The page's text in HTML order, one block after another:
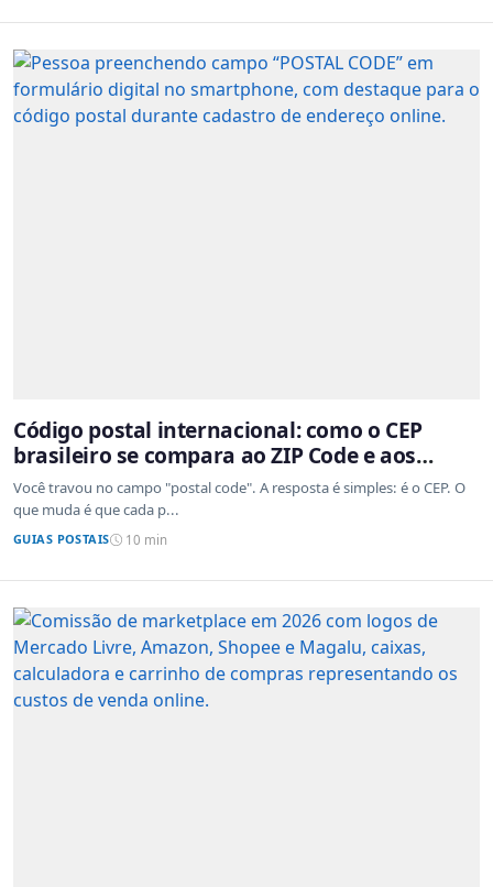
Código postal internacional: como o CEP
brasileiro se compara ao ZIP Code e aos
sistemas de outros países
Você travou no campo "postal code". A resposta é simples: é o CEP. O
que muda é que cada p...
GUIAS POSTAIS 10 min